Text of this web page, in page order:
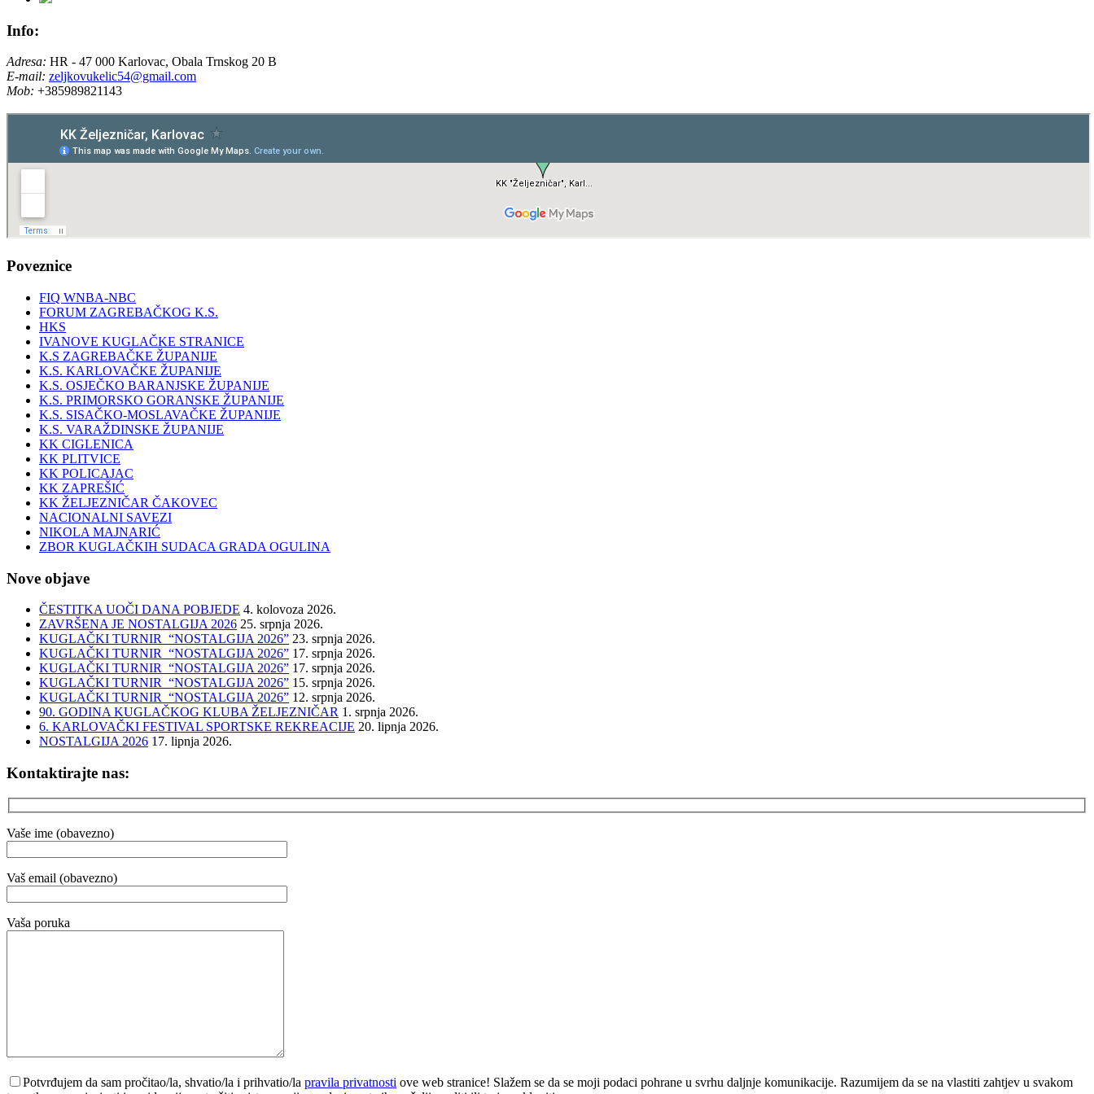
Info:
Adresa: HR - 47 000 Karlovac, Obala Trnskog 20 B
E-mail: zeljkovukelic54@gmail.com
Mob: +385989821143
Poveznice
FIQ WNBA-NBC
FORUM ZAGREBAČKOG K.S.
HKS
IVANOVE KUGLAČKE STRANICE
K.S ZAGREBAČKE ŽUPANIJE
K.S. KARLOVAČKE ŽUPANIJE
K.S. OSJEČKO BARANJSKE ŽUPANIJE
K.S. PRIMORSKO GORANSKE ŽUPANIJE
K.S. SISAČKO-MOSLAVAČKE ŽUPANIJE
K.S. VARAŽDINSKE ŽUPANIJE
KK CIGLENICA
KK PLITVICE
KK POLICAJAC
KK ZAPREŠIĆ
KK ŽELJEZNIČAR ČAKOVEC
NACIONALNI SAVEZI
NIKOLA MAJNARIĆ
ZBOR KUGLAČKIH SUDACA GRADA OGULINA
Nove objave
ČESTITKA UOČI DANA POBJEDE 4. kolovoza 2026.
ZAVRŠENA JE NOSTALGIJA 2026 25. srpnja 2026.
KUGLAČKI TURNIR “NOSTALGIJA 2026” 23. srpnja 2026.
KUGLAČKI TURNIR “NOSTALGIJA 2026” 17. srpnja 2026.
KUGLAČKI TURNIR “NOSTALGIJA 2026” 17. srpnja 2026.
KUGLAČKI TURNIR “NOSTALGIJA 2026” 15. srpnja 2026.
KUGLAČKI TURNIR “NOSTALGIJA 2026” 12. srpnja 2026.
90. GODINA KUGLAČKOG KLUBA ŽELJEZNIČAR 1. srpnja 2026.
6. KARLOVAČKI FESTIVAL SPORTSKE REKREACIJE 20. lipnja 2026.
NOSTALGIJA 2026 17. lipnja 2026.
Kontaktirajte nas:
Vaše ime (obavezno)
Vaš email (obavezno)
Vaša poruka
Potvrđujem da sam pročitao/la, shvatio/la i prihvatio/la pravila privatnosti ove web stranice! Slažem se da se moji podaci pohrane u svrhu daljnje komunikacije. Razumijem da se na vlastiti zahtjev u svakom